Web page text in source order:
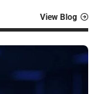
View Blog